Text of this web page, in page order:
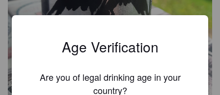
Age Verification
Are you of legal drinking age in your
country?